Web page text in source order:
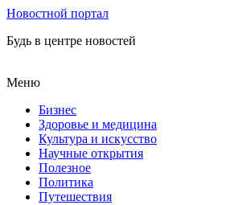
Новостной портал
Будь в центре новостей
Меню
Бизнес
Здоровье и медицина
Культура и искусство
Научные открытия
Полезное
Политика
Путешествия